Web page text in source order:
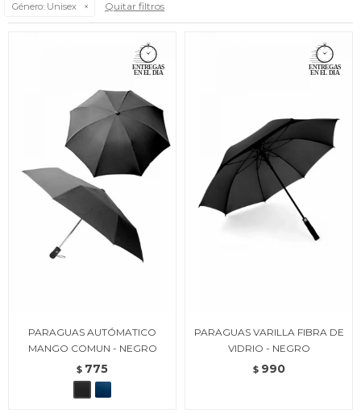
Género: Unisex Quitar filtros
PARAGUAS AUTÓMATICO
MANGO COMUN - NEGRO
$ 775
PARAGUAS VARILLA FIBRA DE
VIDRIO - NEGRO
$ 990